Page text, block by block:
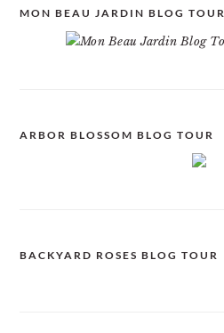
MON BEAU JARDIN BLOG TOUR
ARBOR BLOSSOM BLOG TOUR
BACKYARD ROSES BLOG TOUR